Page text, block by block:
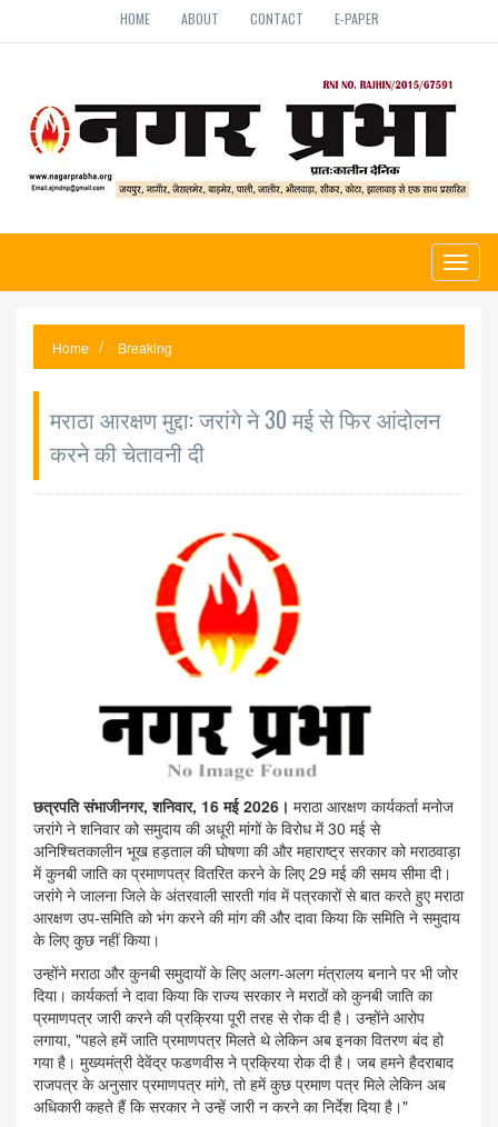
HOME ABOUT CONTACT E-PAPER
Home Breaking
मराठा आरक्षण मुद्दा: जरांगे ने 30 मई से फिर आंदोलन
करने की चेतावनी दी
छत्रपति संभाजीनगर, शनिवार, 16 मई 2026। मराठा आरक्षण कार्यकर्ता मनोज
जरांगे ने शनिवार को समुदाय की अधूरी मांगों के विरोध में 30 मई से
अनिश्चितकालीन भूख हड़ताल की घोषणा की और महाराष्ट्र सरकार को मराठवाड़ा
में कुनबी जाति का प्रमाणपत्र वितरित करने के लिए 29 मई की समय सीमा दी।
जरांगे ने जालना जिले के अंतरवाली सारती गांव में पत्रकारों से बात करते हुए मराठा
आरक्षण उप-समिति को भंग करने की मांग की और दावा किया कि समिति ने समुदाय
के लिए कुछ नहीं किया।
उन्होंने मराठा और कुनबी समुदायों के लिए अलग-अलग मंत्रालय बनाने पर भी जोर
दिया। कार्यकर्ता ने दावा किया कि राज्य सरकार ने मराठों को कुनबी जाति का
प्रमाणपत्र जारी करने की प्रक्रिया पूरी तरह से रोक दी है। उन्होंने आरोप
लगाया, "पहले हमें जाति प्रमाणपत्र मिलते थे लेकिन अब इनका वितरण बंद हो
गया है। मुख्यमंत्री देवेंद्र फडणवीस ने प्रक्रिया रोक दी है। जब हमने हैदराबाद
राजपत्र के अनुसार प्रमाणपत्र मांगे, तो हमें कुछ प्रमाण पत्र मिले लेकिन अब
अधिकारी कहते हैं कि सरकार ने उन्हें जारी न करने का निर्देश दिया है।"